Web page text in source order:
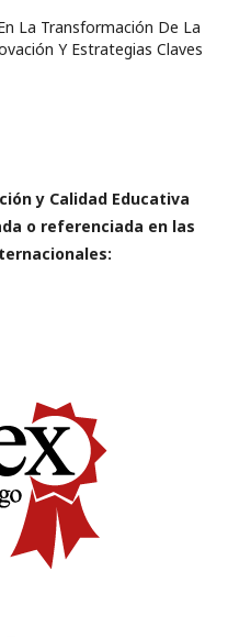
La Transformación De La
Y Estrategias Claves
y Calidad Educativa
o referenciada en las